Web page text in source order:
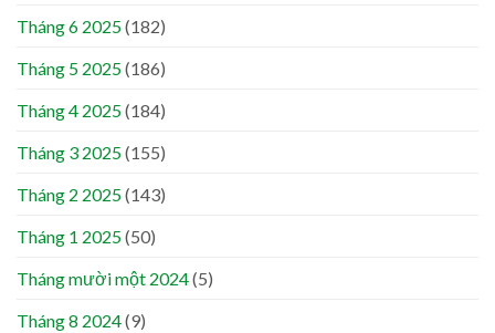
Tháng 6 2025(182)
Tháng 5 2025(186)
Tháng 4 2025(184)
Tháng 3 2025(155)
Tháng 2 2025(143)
Tháng 1 2025(50)
Tháng mười một 2024(5)
Tháng 8 2024(9)